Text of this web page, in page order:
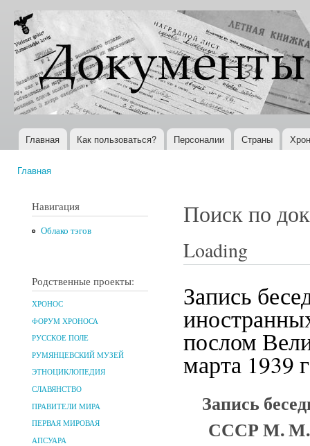
Документы
XX века
Всемирная
история в
Интернете
Главное меню
Главная Как пользоваться? Персоналии Страны
Главная
Навигация
Облако тэгов
Родственные проекты:
ХРОНОС
ФОРУМ ХРОНОСА
РУССКОЕ ПОЛЕ
РУМЯНЦЕВСКИЙ МУЗЕЙ
ЭТНОЦИКЛОПЕДИЯ
СЛАВЯНСТВО
ПРАВИТЕЛИ МИРА
ПЕРВАЯ МИРОВАЯ
АПСУАРА
Поиск по
Loading
Запись
послом
марта 1939
Запись
СССР М. М.